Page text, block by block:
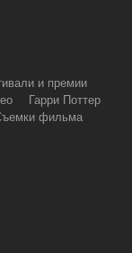
и премии
Гарри Поттер
фильма